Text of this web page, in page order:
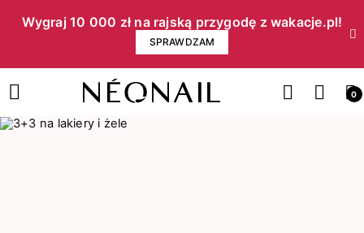
Wygraj 10 000 zł na rajską przygodę z wakacje.pl!​
SPRAWDZAM
0